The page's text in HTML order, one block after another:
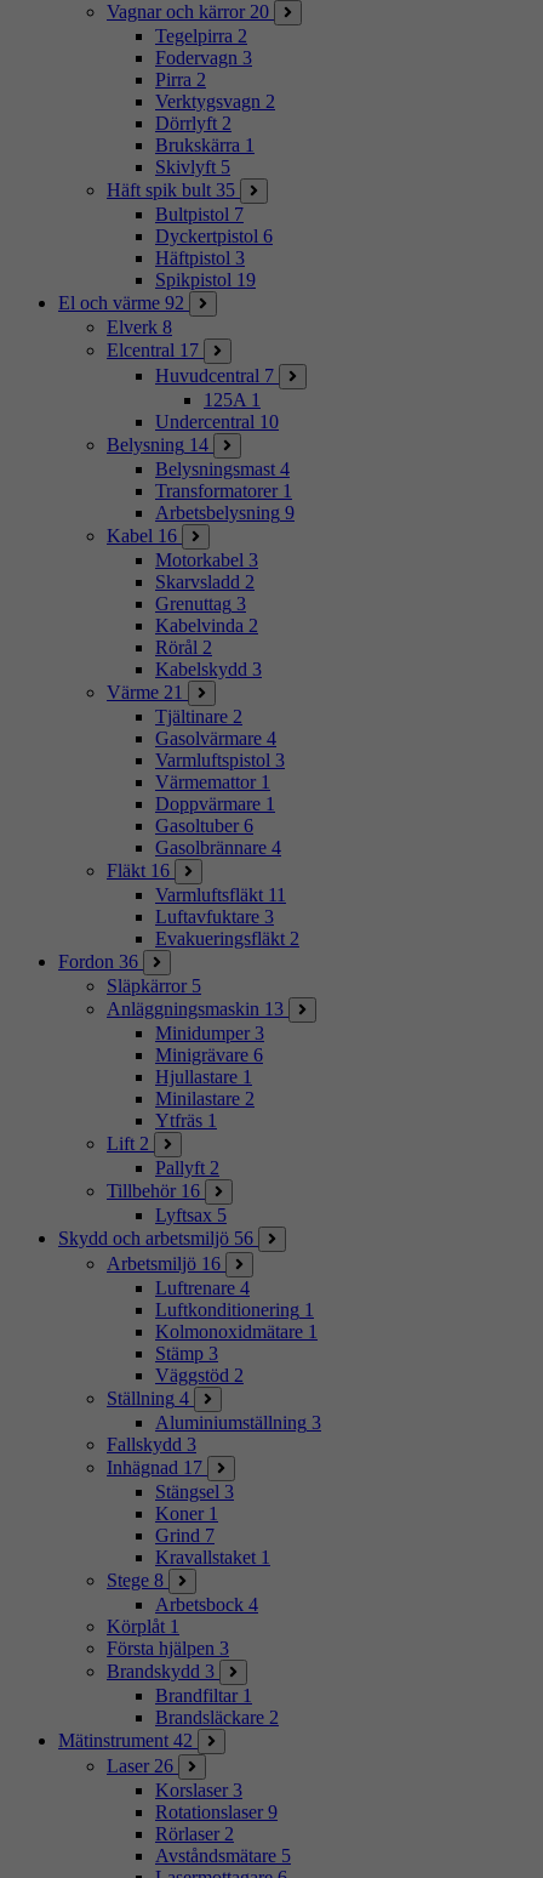
Vagnar och kärror 20
Tegelpirra 2
Fodervagn 3
Pirra 2
Verktygsvagn 2
Dörrlyft 2
Brukskärra 1
Skivlyft 5
Häft spik bult 35
Bultpistol 7
Dyckertpistol 6
Häftpistol 3
Spikpistol 19
El och värme 92
Elverk 8
Elcentral 17
Huvudcentral 7
125A 1
Undercentral 10
Belysning 14
Belysningsmast 4
Transformatorer 1
Arbetsbelysning 9
Kabel 16
Motorkabel 3
Skarvsladd 2
Grenuttag 3
Kabelvinda 2
Rörål 2
Kabelskydd 3
Värme 21
Tjältinare 2
Gasolvärmare 4
Varmluftspistol 3
Värmemattor 1
Doppvärmare 1
Gasoltuber 6
Gasolbrännare 4
Fläkt 16
Varmluftsfläkt 11
Luftavfuktare 3
Evakueringsfläkt 2
Fordon 36
Släpkärror 5
Anläggningsmaskin 13
Minidumper 3
Minigrävare 6
Hjullastare 1
Minilastare 2
Ytfräs 1
Lift 2
Pallyft 2
Tillbehör 16
Lyftsax 5
Skydd och arbetsmiljö 56
Arbetsmiljö 16
Luftrenare 4
Luftkonditionering 1
Kolmonoxidmätare 1
Stämp 3
Väggstöd 2
Ställning 4
Aluminiumställning 3
Fallskydd 3
Inhägnad 17
Stängsel 3
Koner 1
Grind 7
Kravallstaket 1
Stege 8
Arbetsbock 4
Körplåt 1
Första hjälpen 3
Brandskydd 3
Brandfiltar 1
Brandsläckare 2
Mätinstrument 42
Laser 26
Korslaser 3
Rotationslaser 9
Rörlaser 2
Avståndsmätare 5